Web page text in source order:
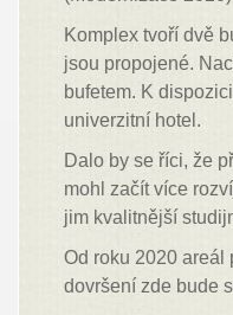
Komplex tvoří dvě
jsou propojené.
bufetem. K
univerzitní hotel.
Dalo by se říci, že
mohl začít více
jim kvalitnější
Od roku 2020 areál
dovršení zde bude